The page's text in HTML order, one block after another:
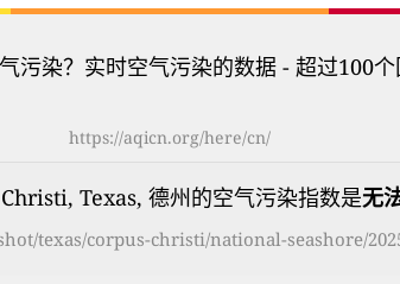
污染？实时空气污染的数据 - 超过100个
https://aqicn.org/here/cn/
Texas, 德州的空气污染指数是无
texas/corpus-christi/national-seashore/